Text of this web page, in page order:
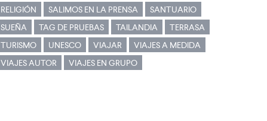
RELIGIÓN
SALIMOS EN LA PRENSA
SANTUARIO
SUEÑA
TAG DE PRUEBAS TAILANDIA
TERRASA
TURISMO
UNESCO VIAJAR
VIAJES A MEDIDA
VIAJES AUTOR
VIAJES EN GRUPO